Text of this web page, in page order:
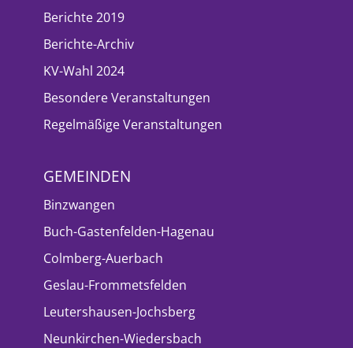
Berichte 2019
Berichte-Archiv
KV-Wahl 2024
Besondere Veranstaltungen
Regelmäßige Veranstaltungen
GEMEINDEN
Binzwangen
Buch-Gastenfelden-Hagenau
Colmberg-Auerbach
Geslau-Frommetsfelden
Leutershausen-Jochsberg
Neunkirchen-Wiedersbach